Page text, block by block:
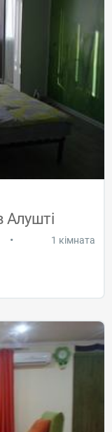
Алушті
• 1 кімната